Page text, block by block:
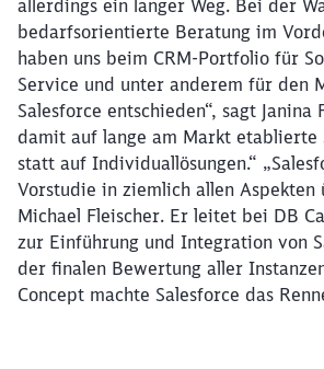
allerdings ein langer Weg. Bei der
bedarfsorientierte Beratung im
haben uns beim CRM-Portfolio für
Service und unter anderem für den
Salesforce entschieden“, sagt Janina
damit auf lange am Markt etablierte
statt auf Individuallösungen.“
Vorstudie in ziemlich allen Aspekten
Michael Fleischer. Er leitet bei DB
zur Einführung und Integration von
der finalen Bewertung aller
Concept machte Salesforce das